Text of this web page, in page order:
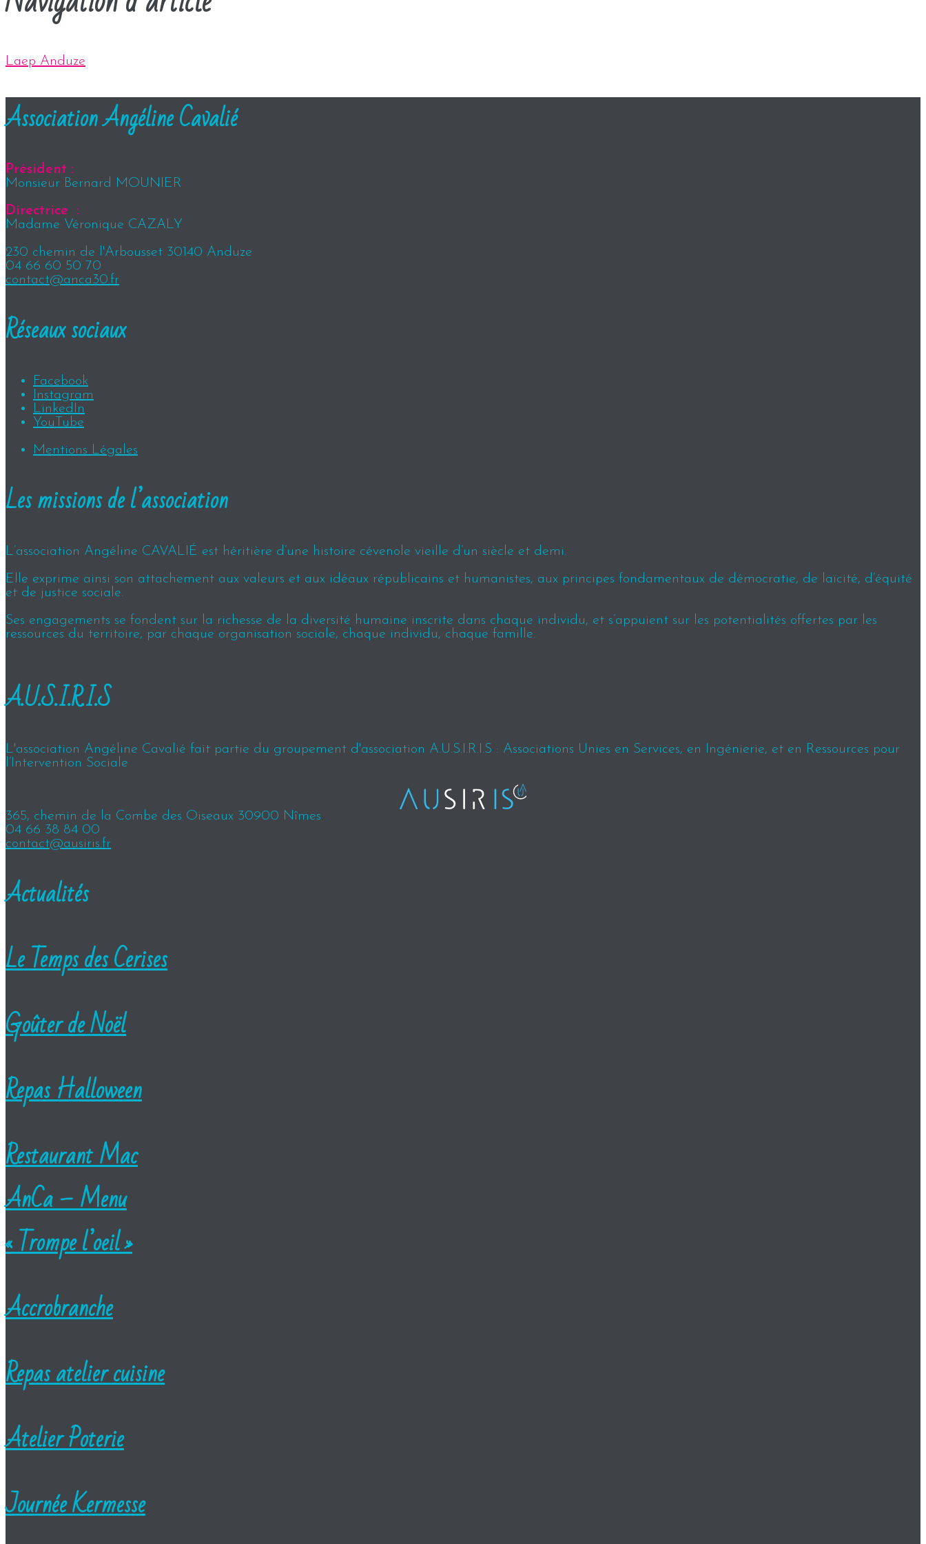
Laep Anduze
Association Angéline Cavalié
Président :
Monsieur Bernard MOUNIER
Directrice :
Madame Véronique CAZALY
230 chemin de l'Arbousset 30140 Anduze
04 66 60 50 70
contact@anca30.fr
Réseaux sociaux
Facebook
Instagram
LinkedIn
YouTube
Mentions Légales
Les missions de l’association
L’association Angéline CAVALIÉ est héritière d’une histoire cévenole vieille d’un siècle et demi.
Elle exprime ainsi son attachement aux valeurs et aux idéaux républicains et humanistes, aux principes fondamentaux de démocratie, de laïcité, d’équité
et de justice sociale.
Ses engagements se fondent sur la richesse de la diversité humaine inscrite dans chaque individu, et s’appuient sur les potentialités offertes par les
ressources du territoire, par chaque organisation sociale, chaque individu, chaque famille.
A.U.S.I.R.I.S
L'association Angéline Cavalié fait partie du groupement d'association A.U.S.I.R.I.S : Associations Unies en Services, en Ingénierie, et en Ressources pour
l’Intervention Sociale
365, chemin de la Combe des Oiseaux 30900 Nîmes
04 66 38 84 00
contact@ausiris.fr
Actualités
Le Temps des Cerises
Goûter de Noël
Repas Halloween
Restaurant Mac
AnCa – Menu
« Trompe l’oeil »
Accrobranche
Repas atelier cuisine
Atelier Poterie
Journée Kermesse